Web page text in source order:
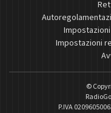
Impostazioni
©
P.IVA